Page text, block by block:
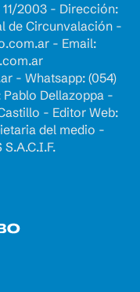
2003 - Dirección:
de Circunvalación -
- Email:
- Whatsapp: (054)
Dellazoppa -
- Editor Web:
del medio -